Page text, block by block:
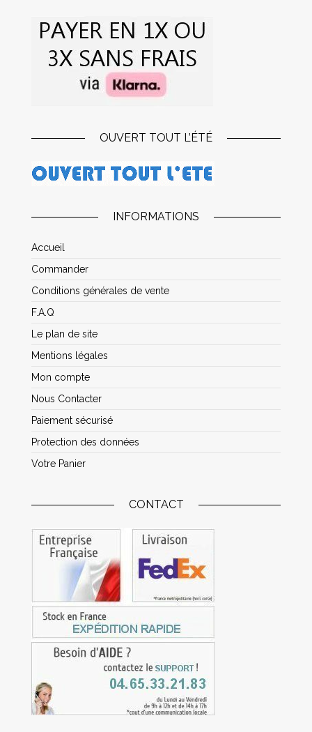
OUVERT TOUT L’ÉTÉ
INFORMATIONS
Accueil
Commander
Conditions générales de vente
F.A.Q
Le plan de site
Mentions légales
Mon compte
Nous Contacter
Paiement sécurisé
Protection des données
Votre Panier
CONTACT